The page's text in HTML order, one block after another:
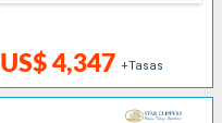
US$ 4,347 +Tasas